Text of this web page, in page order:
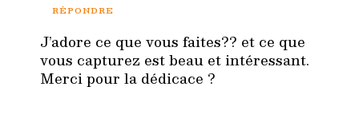
RÉPONDRE
J’adore ce que vous faites?? et ce que
vous capturez est beau et intéressant.
Merci pour la dédicace ?